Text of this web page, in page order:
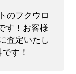
のフクウロ
す！ お客様
査定いたし
す！